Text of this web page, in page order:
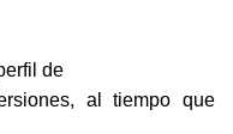
de
al tiempo que